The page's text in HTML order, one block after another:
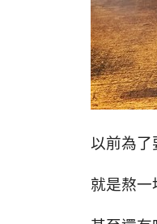
以前為了
就是熬